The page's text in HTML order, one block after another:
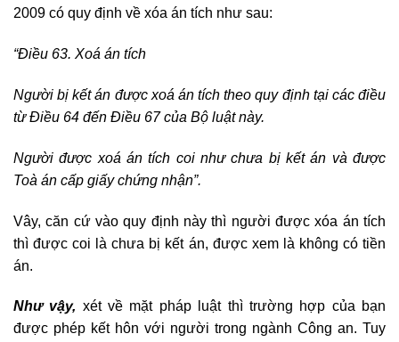
2009 có quy định về xóa án tích như sau:
“Điều 63. Xoá án tích
Người bị kết án được xoá án tích theo quy định tại các điều
từ Điều 64 đến Điều 67 của Bộ luật này.
Người được xoá án tích coi như chưa bị kết án và được
Toà án cấp giấy chứng nhận”.
Vây, căn cứ vào quy định này thì người được xóa án tích
thì được coi là chưa bị kết án, được xem là không có tiền
án.
Như vậy, xét về mặt pháp luật thì trường hợp của bạn
được phép kết hôn với người trong ngành Công an. Tuy